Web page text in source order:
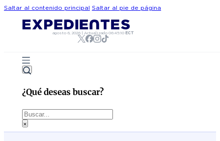
Saltar al contenido principal Saltar al pie de página
agosto 6, 2026 |Actualizado06:45:10 ECT
¿Qué deseas buscar?
Buscar
×